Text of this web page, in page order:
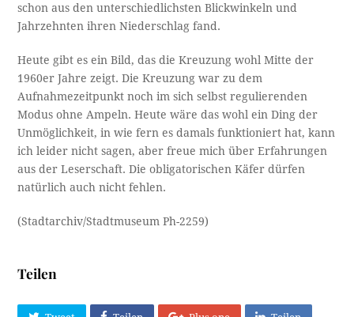
schon aus den unterschiedlichsten Blickwinkeln und
Jahrzehnten ihren Niederschlag fand.
Heute gibt es ein Bild, das die Kreuzung wohl Mitte der
1960er Jahre zeigt. Die Kreuzung war zu dem
Aufnahmezeitpunkt noch im sich selbst regulierenden
Modus ohne Ampeln. Heute wäre das wohl ein Ding der
Unmöglichkeit, in wie fern es damals funktioniert hat, kann
ich leider nicht sagen, aber freue mich über Erfahrungen
aus der Leserschaft. Die obligatorischen Käfer dürfen
natürlich auch nicht fehlen.
(Stadtarchiv/Stadtmuseum Ph-2259)
Teilen